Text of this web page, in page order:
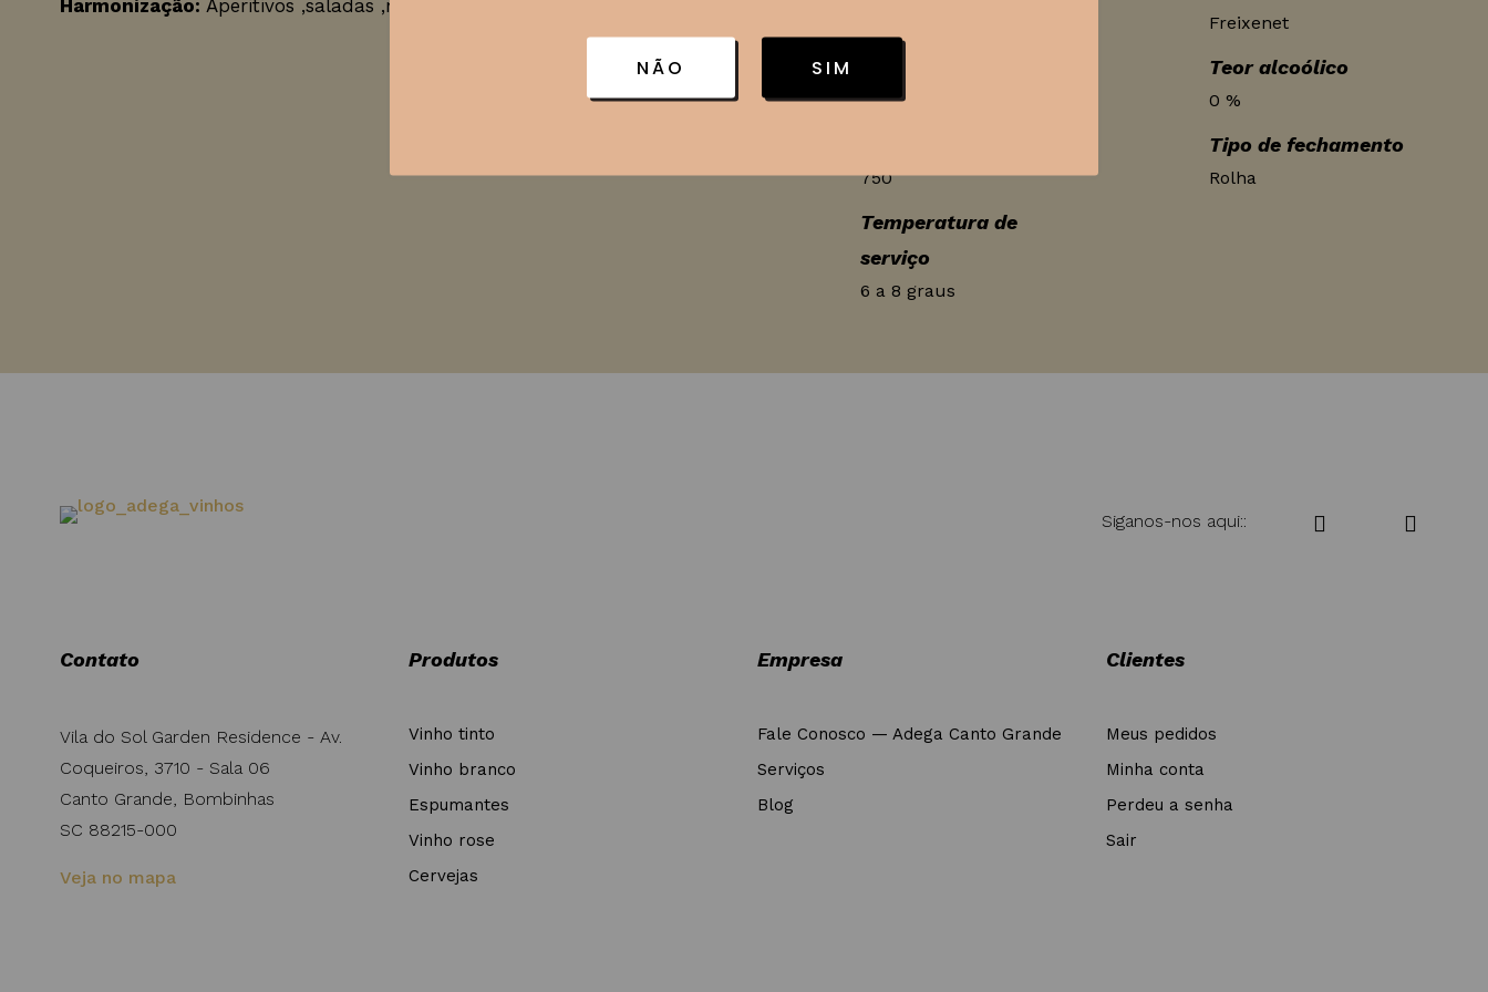
Harmonização: Aperitivos ,saladas ,massas e risotos
Freixenet
Moscatel
Teor alcoólico
0 %
750
Tipo de fechamento
Rolha
Temperatura de
serviço
6 a 8 graus
Siganos-nos aqui::
Contato
Vila do Sol Garden Residence - Av.
Coqueiros, 3710 - Sala 06
Canto Grande, Bombinhas
SC 88215-000
Veja no mapa
Produtos
Vinho tinto
Vinho branco
Espumantes
Vinho rose
Cervejas
Empresa
Fale Conosco — Adega Canto Grande
Serviços
Blog
Clientes
Meus pedidos
Minha conta
Perdeu a senha
Sair
NÃO SIM